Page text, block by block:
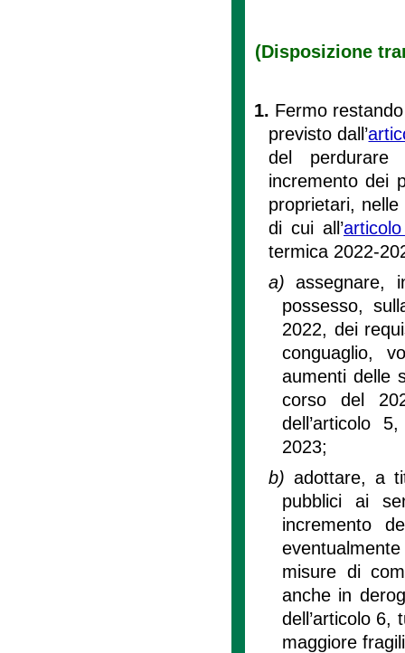
(Disposizione
1. Fermo
previsto dall’
del perdurare
incremento dei
proprietari,
di cui all’
termica 2022-
a)assegnare,
possesso,
2022, dei
conguaglio,
aumenti delle
corso del
dell’articolo
2023;
b) adottare, a
pubblici ai
incremento
misure di
anche in
dell’articolo 6,
maggiore